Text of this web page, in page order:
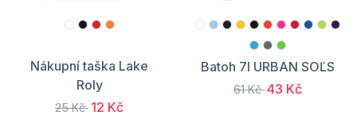
Nákupní taška Lake
Roly
25 Kč 12 Kč
Batoh 7l URBAN SOĽS
61 Kč43 Kč